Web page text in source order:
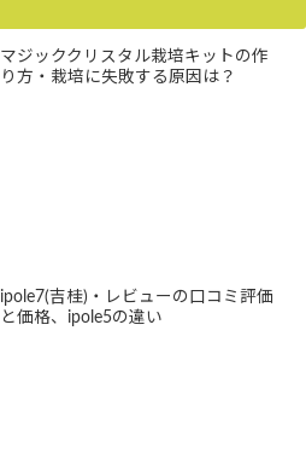
マジッククリスタル栽培キットの作
り方・栽培に失敗する原因は？
ipole7(吉桂)・レビューの口コミ評価
と価格、ipole5の違い